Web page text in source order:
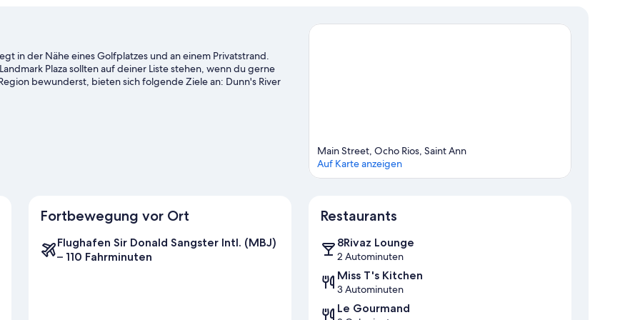
in der Nähe eines Golfplatzes und an einem Privatstrand.
Plaza sollten auf deiner Liste stehen, wenn du gerne
bewunderst, bieten sich folgende Ziele an: Dunn's River
diese beiden Highlights: Prospect Plantation und Reggae
Main Street, Ocho Rios, Saint Ann
Auf Karte anzeigen
Fortbewegung vor Ort
Flughafen Sir Donald Sangster Intl. (MBJ)
– 110 Fahrminuten
Restaurants
8Rivaz Lounge
2 Autominuten
Miss T's Kitchen
3 Autominuten
Le Gourmand